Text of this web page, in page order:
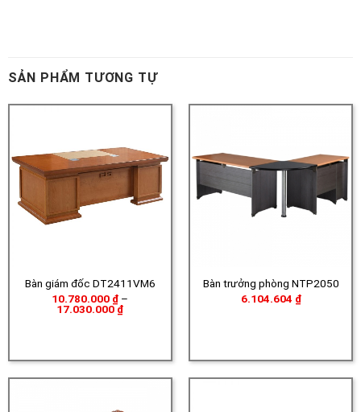
SẢN PHẨM TƯƠNG TỰ
Bàn giám đốc DT2411VM6
10.780.000 ₫ –
17.030.000₫Khoảng
17.030.000 ₫
Bàn trưởng phòng NTP2050
6.104.604 ₫